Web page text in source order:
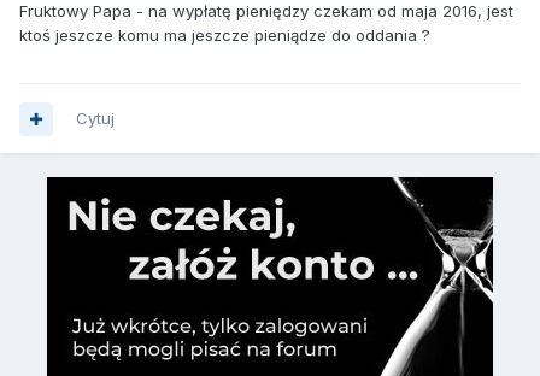
Fruktowy Papa - na wypłatę pieniędzy czekam od maja 2016, jest
ktoś jeszcze komu ma jeszcze pieniądze do oddania ?
Cytuj